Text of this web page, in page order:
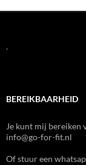
.
BEREIKBAARHEID
Je kunt mij
info@go-for-fit.nl
Of stuur een